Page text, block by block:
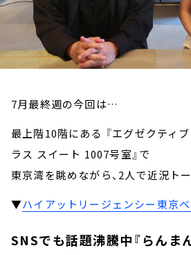
7月最終週の今回は…
最上階10階にある 『エグゼクティ
ラス スイート 1007号室』で
東京湾を眺めながら、2人で近況トー
▼ハイアットリージェンシー東京
SNSでも話題沸騰中『らんま